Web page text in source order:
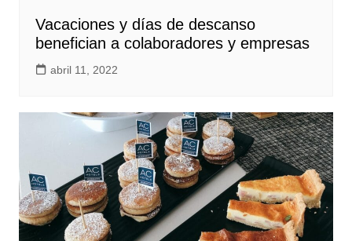
Vacaciones y días de descanso
benefician a colaboradores y empresas
abril 11, 2022